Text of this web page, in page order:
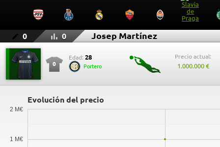
0 0 Josep Martínez
0
Edad: 28
Portero
Precio actual:
1.000.000 €
Evolución del precio
1 M€
2 M€